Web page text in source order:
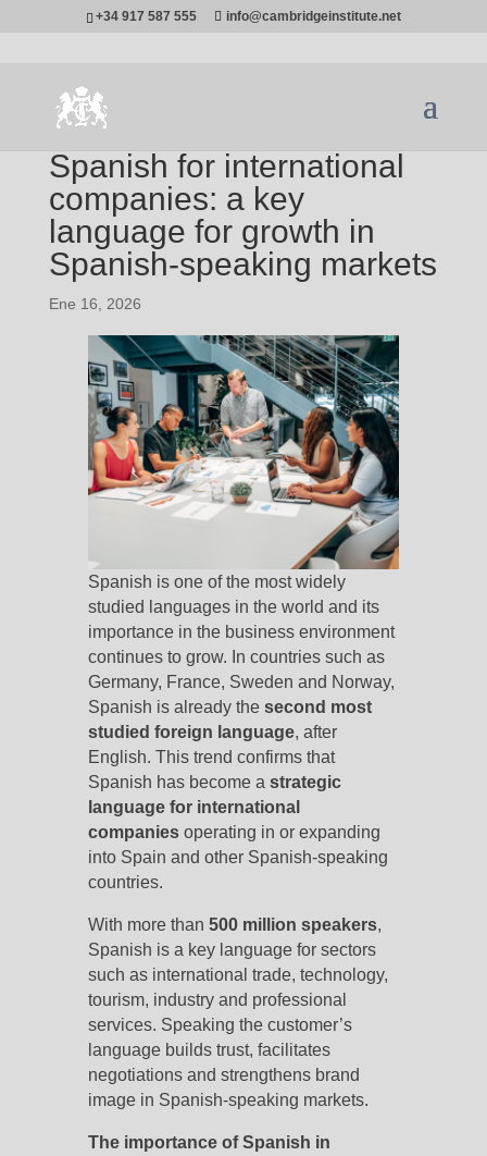
+34 917 587 555 info@cambridgeinstitute.net
Spanish for international
companies: a key
language for growth in
Spanish-speaking markets
Ene 16, 2026
Spanish is one of the most widely
studied languages in the world and its
importance in the business environment
continues to grow. In countries such as
Germany, France, Sweden and Norway,
Spanish is already the second most
studied foreign language, after
English. This trend confirms that
Spanish has become a strategic
language for international
companiesoperating in or expanding
into Spain and other Spanish-speaking
countries.
With more than 500 million speakers,
Spanish is a key language for sectors
such as international trade, technology,
tourism, industry and professional
services. Speaking the customer’s
language builds trust, facilitates
negotiations and strengthens brand
image in Spanish-speaking markets.
The importance of Spanish in